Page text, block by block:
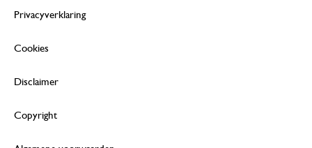
Privacyverklaring
Cookies
Disclaimer
Copyright